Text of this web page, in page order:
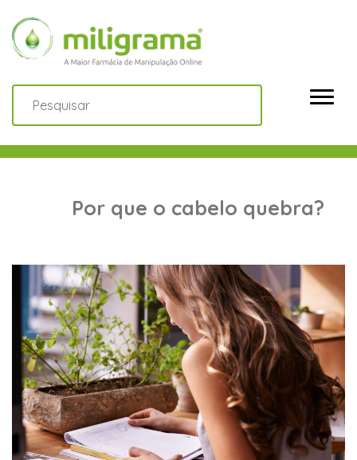
Por que o cabelo quebra?